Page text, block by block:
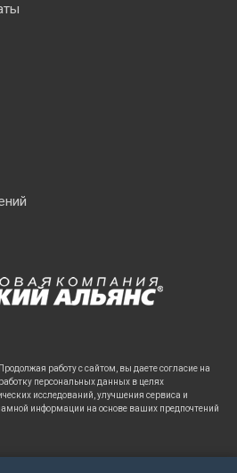
работу с сайтом, вы даете согласие на
персональных данных в целях
исследований, улучшения сервиса и
информации на основе ваших предпочтений